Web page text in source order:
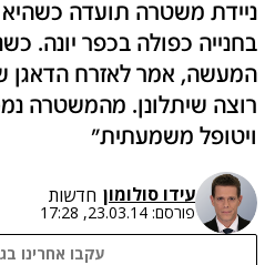
ניידת משטרה תועדה כשהיא
בחנייה כפולה בכפר יונה.
המעשה, אמר לאזרח הדאגן
רוצה שיתלונן. מהמשטרה
ויטופל משמעתית"
עידו סולומון חדשות
פורסם: 23.03.14, 17:28
עקבו אחרינו